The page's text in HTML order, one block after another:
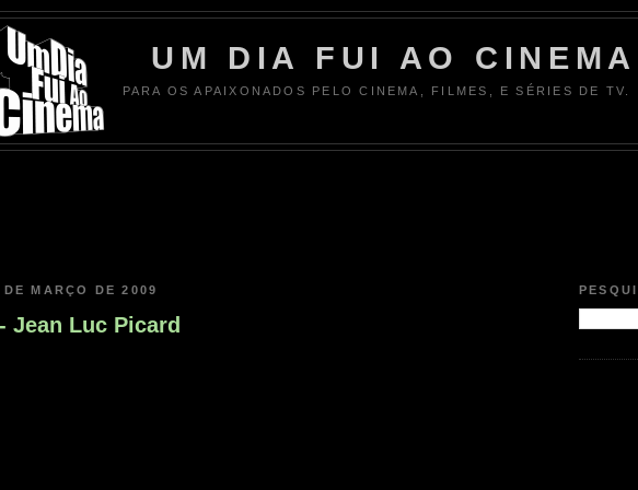
UM DIA FUI AO CINEMA
PARA OS APAIXONADOS PELO CINEMA, FILMES, E SÉRIES DE TV.
MARÇO DE 2009
Jean Luc Picard